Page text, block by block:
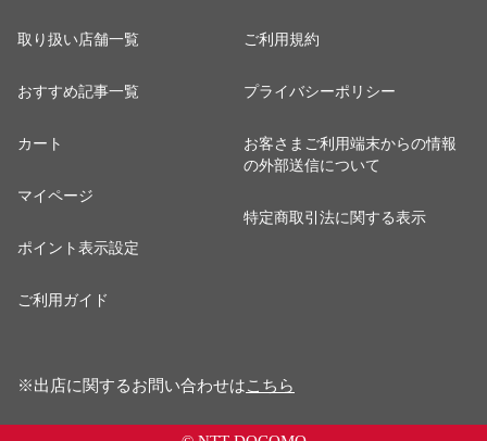
取り扱い店舗一覧
おすすめ記事一覧
カート
マイページ
ポイント表示設定
ご利用ガイド
ご利用規約
プライバシーポリシー
お客さまご利用端末からの情報
の外部送信について
特定商取引法に関する表示
※出店に関するお問い合わせはこちら